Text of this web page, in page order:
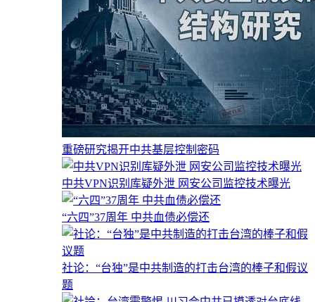
重磅研究揭开中共基层控制密码
中共VPN识别库疑外泄 网安公司监控技术曝光
“六四”37周年 中共血债必偿还
社论：“台独”是中共制造的打击台湾的棒子和假议
题